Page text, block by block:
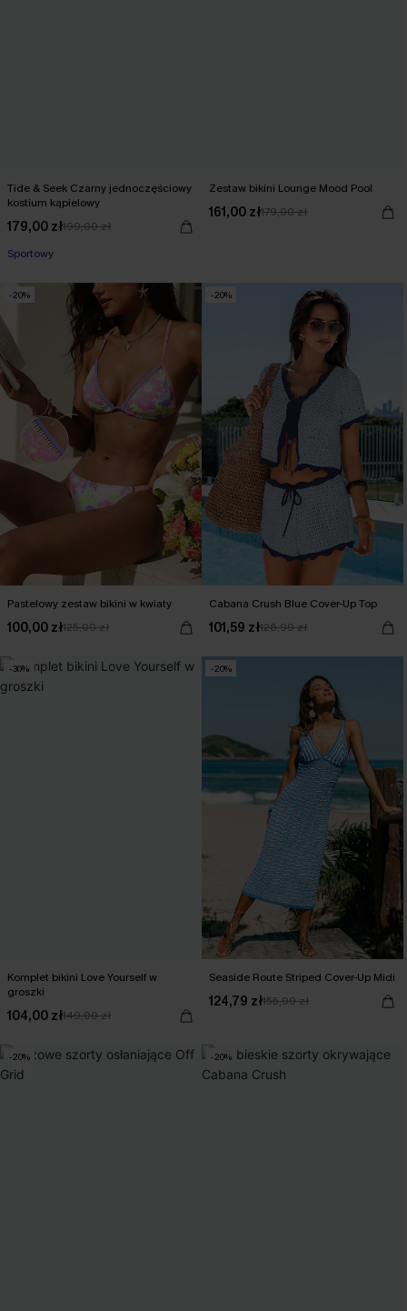
Tide & Seek Czarny jednoczęściowy
kostium kąpielowy
179,00 zł199,00 zł
Sportowy
Zestaw bikini Lounge Mood Pool
161,00 zł179,00 zł
-20%
Pastelowy zestaw bikini w kwiaty
100,00 zł125,00 zł
-20%
Cabana Crush Blue Cover-Up Top
101,59 zł126,99 zł
-30%
Komplet bikini Love Yourself w
groszki
104,00 zł149,00 zł
-20%
Seaside Route Striped Cover-Up Midi
124,79 zł155,99 zł
-20% -20%